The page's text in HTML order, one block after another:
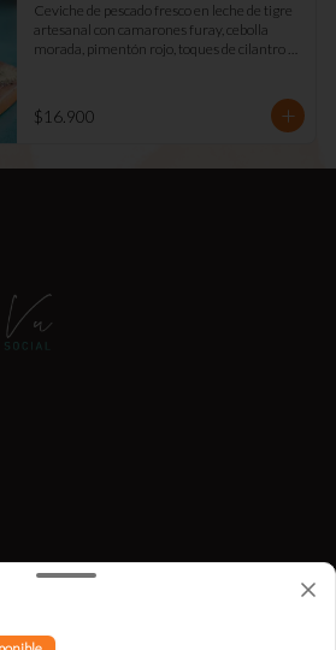
Ceviche de pescado fresco en leche de tigre
artesanal con camarones furay, cebolla
morada, pimentón rojo, toques de cilantro y
$16.900